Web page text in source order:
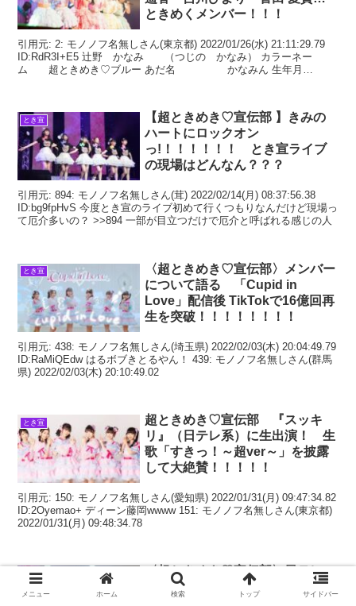
ときめくメンバー！！！
引用元: 2: モノノフ名無しさん(東京都) 2022/01/26(水) 21:11:29.79
ID:RdR3I+E5 辻野 かなみ （つじの かなみ） カラーネー
ム 超ときめき♡ブルー あだ名 かなみん 生年月
とき宣
【超ときめき♡宣伝部 】きみの
ハートにロックオン
っ!！！！！！！ とき宣ライブ
の現場はどんなん？？？
引用元: 894: モノノフ名無しさん(茸) 2022/02/14(月) 08:37:56.38
ID:bg9fpHvS 今度とき宣のライブ初めて行くつもりなんだけど現場っ
て厄介多いの？ >>894 一部が目立つだけで厄介と呼ばれる感じの人
とき宣
〈超ときめき♡宣伝部〉メンバー
について語る 「Cupid in
Love」配信後 TikTokで16億回再
生を突破！！！！！！！！
引用元: 438: モノノフ名無しさん(埼玉県) 2022/02/03(木) 20:04:49.79
ID:RaMiQEdw はるボブきとるやん！ 439: モノノフ名無しさん(群馬
県) 2022/02/03(木) 20:10:49.02
とき宣
超ときめき♡宣伝部 『スッキ
リ』（日テレ系）に生出演！ 生
歌「すきっ！～超ver～」を披露
して大絶賛！！！！！
引用元: 150: モノノフ名無しさん(愛知県) 2022/01/31(月) 09:47:34.82
ID:2Oyemao+ ディーン藤岡wwww 151: モノノフ名無しさん(東京都)
2022/01/31(月) 09:48:34.78
とき宣
〈超ときめき♡宣伝部〉日テレ
『スッキリ』に生出演して大感
メニュー ホーム 検索 トップ サイドバー